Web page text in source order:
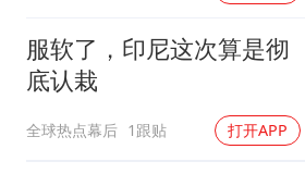
服软了，印尼这次算是彻
底认栽
全球热点幕后 1跟贴 打开APP